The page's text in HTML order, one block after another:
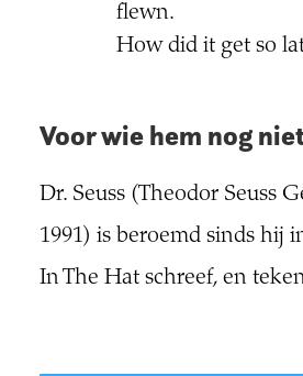
flewn.
How did it get so
Voor wie hem nog
Dr. Seuss (Theodor Seuss
1991) is beroemd sinds hij
In The Hat schreef, en